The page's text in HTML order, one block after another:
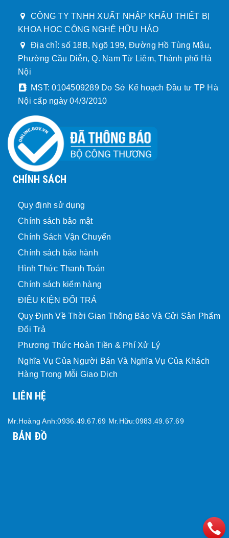
CÔNG TY TNHH XUẤT NHẬP KHẨU THIẾT BỊ
KHOA HỌC CÔNG NGHỆ HỮU HẢO
Địa chỉ: số 18B, Ngõ 199, Đường Hồ Tùng Mậu,
Phường Cầu Diễn, Q. Nam Từ Liêm, Thành phố Hà
Nội
MST: 0104509289 Do Sở Kế hoạch Đầu tư TP Hà
Nội cấp ngày 04/3/2010
CHÍNH SÁCH
Quy định sử dụng
Chính sách bảo mật
Chính Sách Vận Chuyển
Chính sách bảo hành
Hình Thức Thanh Toán
Chính sách kiểm hàng
ĐIỀU KIỆN ĐỔI TRẢ
Quy Định Về Thời Gian Thông Báo Và Gửi Sản Phẩm
Đổi Trả
Phương Thức Hoàn Tiền & Phí Xử Lý
Nghĩa Vụ Của Người Bán Và Nghĩa Vụ Của Khách
Hàng Trong Mỗi Giao Dịch
LIÊN HỆ
Mr.Hoàng Anh:0936.49.67.69 Mr.Hữu:0983.49.67.69
BẢN ĐỒ